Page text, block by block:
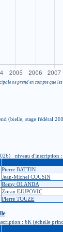
ne prend en compte que
(bielle, stage fédéral
niveau d'inscription :
Pierre BATTIN
Jean-Michel COUSIN
Remy OLANDA
Zoran EJUPOVIC
Pierre TOUZE
: 6K (échelle